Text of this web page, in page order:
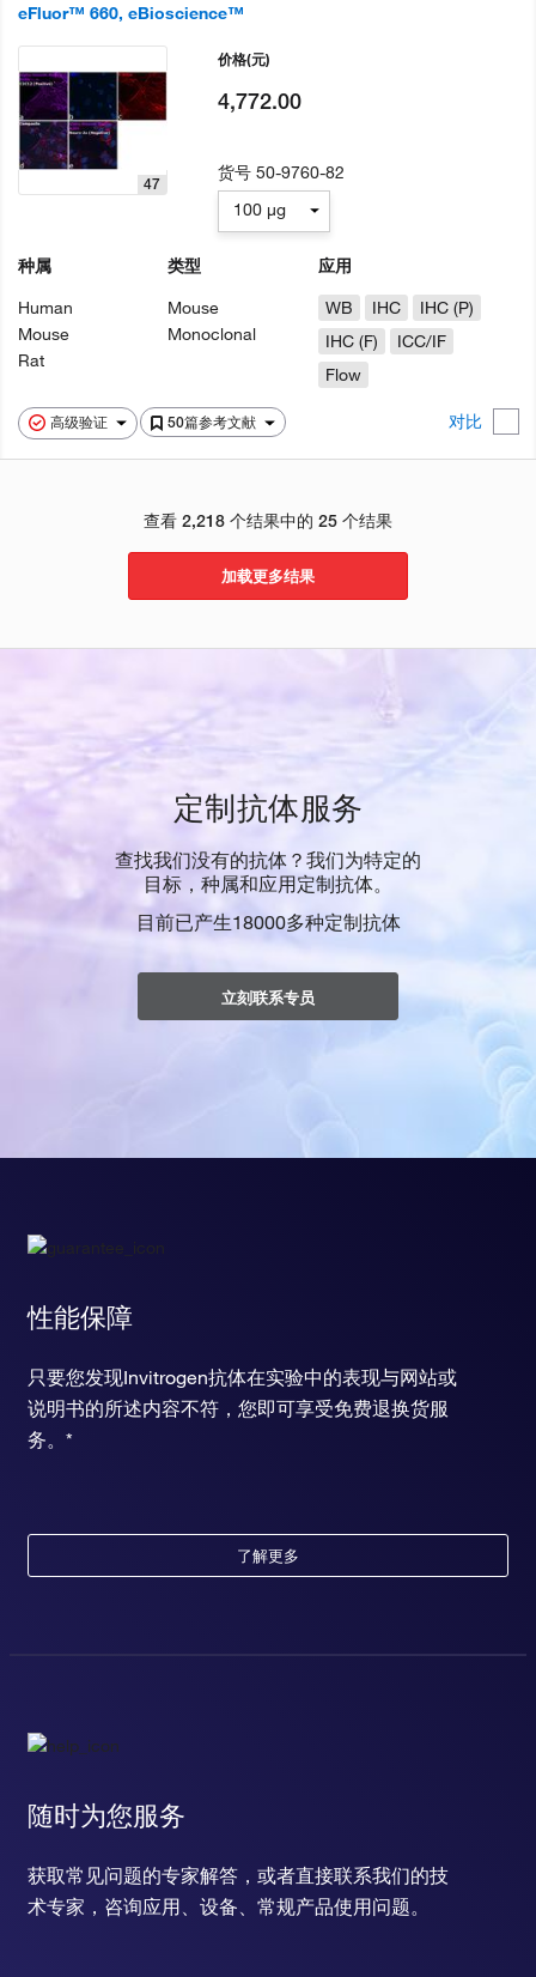
eFluor™ 660, eBioscience™
高级验证 50篇参考文献 对比
47
种属
Human
Mouse
Rat
类型
Mouse
Monoclonal
应用
WB
IHC
IHC (P)
IHC (F)
ICC/IF
Flow
价格(元)
4,772.00
货号50-9760-82
100 µg
查看 2,218 个结果中的 25 个结果
加载更多结果
定制抗体服务
查找我们没有的抗体？我们为特定的
目标，种属和应用定制抗体。
目前已产生18000多种定制抗体
立刻联系专员
性能保障
只要您发现Invitrogen抗体在实验中的表现与网站或
说明书的所述内容不符，您即可享受免费退换货服
务。*
了解更多
随时为您服务
获取常见问题的专家解答，或者直接联系我们的技
术专家，咨询应用、设备、常规产品使用问题。